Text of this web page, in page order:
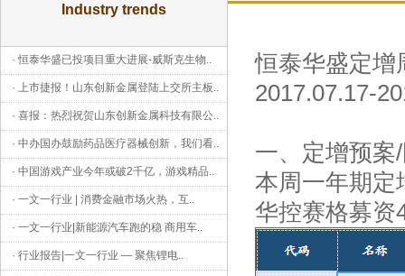
Industry trends
·恒泰华盛已投项目重大进展-威斯克生物..
· 上市捷报！山东创新金属登陆上交所主板..
· 喜报：热烈祝贺山东创新金属科技有限公..
· 中办国办鼓励药品医疗器械创新，我们看..
· 中国游戏产业今年或破2千亿，游戏精品..
· 一文一行业 | 消费金融市场火热，互..
· 一文一行业|新能源汽车跑的稳 商用车..
· 行业报告|一文一行业 — 聚焦锂电..
恒泰华盛定增
2017.07.17-
一、定增预案
本周一年期定
华控赛格募资